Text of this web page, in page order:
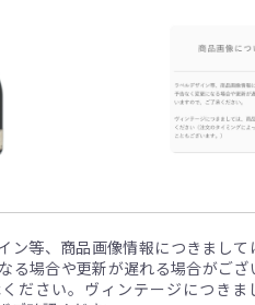
ン等、商品画像情報につきまして
る場合や更新が遅れる場合がござ
ださい。ヴィンテージにつきま